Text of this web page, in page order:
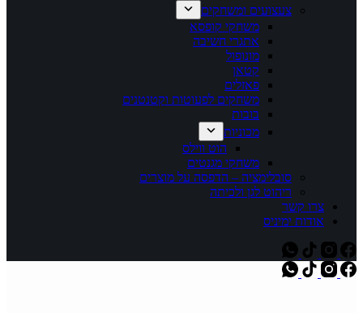
צעצועים ומשחקים
משחקי קופסא
אתגרי חשיבה
מונופול
קטאן
פאזלים
משחקים לפעוטות וקטנטנים
בובות
מכוניות
הוט ווילס
משחקי מגנטים
סובלימציה – הדפסה על מוצרים
ריהוט לגן ולכיתה
צרו קשר
אודות ימיניס